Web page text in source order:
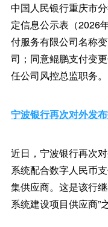
中国人民银行重庆市
定信息公示表（2026
付服务有限公司名称
司；同意鲲鹏支付变
任公司风控总监职务。
宁波银行再次对外发
近日，宁波银行再次
系统配合数字人民币
集供应商。这是该行
系统建设项目供应商”